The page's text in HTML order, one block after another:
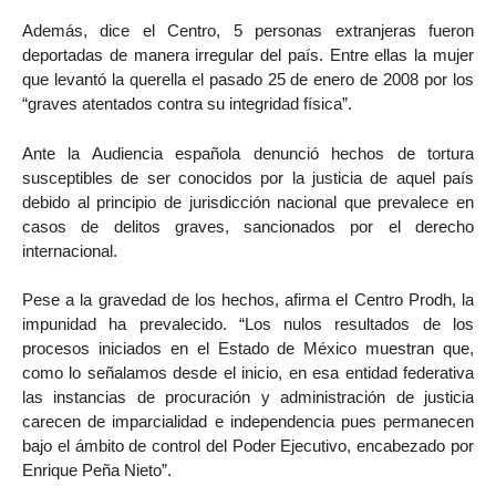
Además, dice el Centro, 5 personas extranjeras fueron
deportadas de manera irregular del país. Entre ellas la mujer
que levantó la querella el pasado 25 de enero de 2008 por los
“graves atentados contra su integridad física”.
Ante la Audiencia española denunció hechos de tortura
susceptibles de ser conocidos por la justicia de aquel país
debido al principio de jurisdicción nacional que prevalece en
casos de delitos graves, sancionados por el derecho
internacional.
Pese a la gravedad de los hechos, afirma el Centro Prodh, la
impunidad ha prevalecido. “Los nulos resultados de los
procesos iniciados en el Estado de México muestran que,
como lo señalamos desde el inicio, en esa entidad federativa
las instancias de procuración y administración de justicia
carecen de imparcialidad e independencia pues permanecen
bajo el ámbito de control del Poder Ejecutivo, encabezado por
Enrique Peña Nieto”.